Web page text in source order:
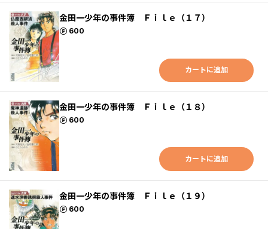
金田一少年の事件簿 Ｆｉｌｅ（１７）
600
ポイント
カートに追加
金田一少年の事件簿 Ｆｉｌｅ（１８）
600
ポイント
カートに追加
金田一少年の事件簿 Ｆｉｌｅ（１９）
600
ポイント